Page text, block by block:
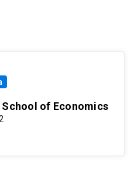
of Economics